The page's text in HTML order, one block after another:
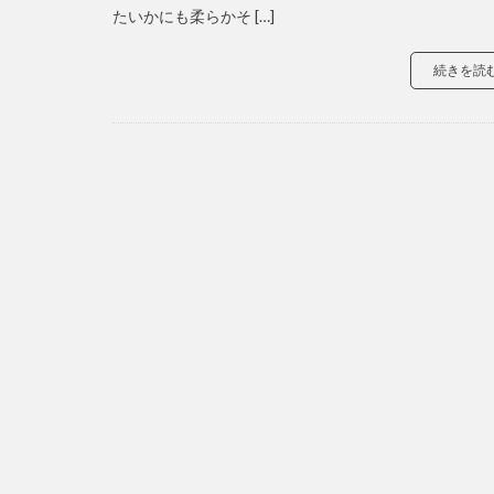
たいかにも柔らかそ […]
続きを読